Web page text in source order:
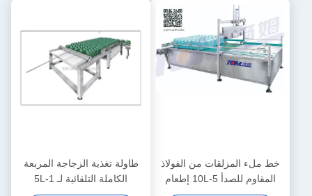
خط ملء المزلقات من الفولاذ
المقاوم للصدأ 5-10L إطعام
طاولة تغذية الزجاجة المربعة
الكاملة التلقائية لـ 1-5L